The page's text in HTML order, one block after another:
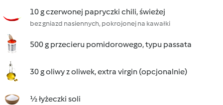
10 g czerwonej papryczki chili, świeżej
bez gniazd nasiennych, pokrojonej na kawałki
500 g przecieru pomidorowego, typu passata
30 g oliwy z oliwek, extra virgin (opcjonalnie)
½ łyżeczki soli